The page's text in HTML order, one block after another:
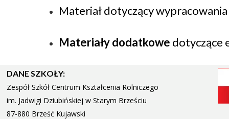
Materiał dotyczący
Materiały dodatkowe dotyczące
DANE SZKOŁY:
Zespół Szkół Centrum Kształcenia Rolniczego
im. Jadwigi Dziubińskiej w Starym Brześciu
87-880 Brześć Kujawski